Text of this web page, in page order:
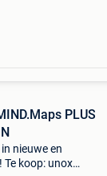
PLUS
nieuwe en
koop: unox